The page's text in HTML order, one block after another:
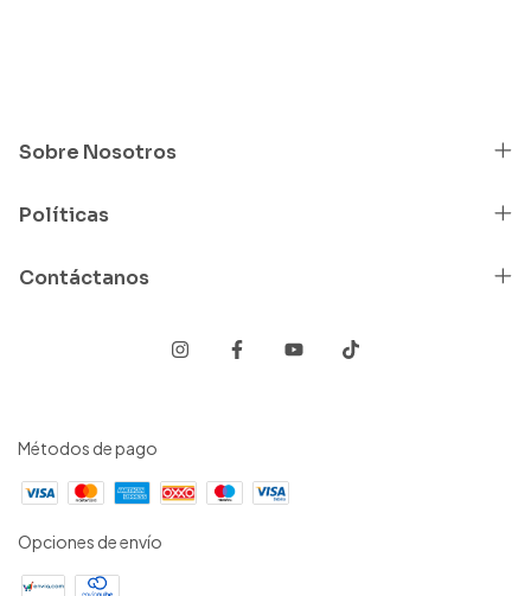
Sobre Nosotros
Políticas
Contáctanos
Métodos de pago
Opciones de envío